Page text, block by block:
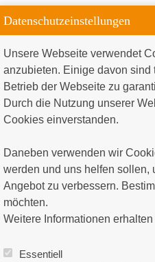
Klinik für
Mo, 08.05.2017
Di, 09.05.2017,
Datenschutzeinstellungen
Unsere Webseite verwendet
anzubieten. Einige davon
Betrieb der Webseite zu
Durch die Nutzung unserer
Cookies einverstanden.
Daneben verwenden wir
werden und uns helfen sollen,
Angebot zu verbessern.
möchten.
Weitere Informationen
Essentiell